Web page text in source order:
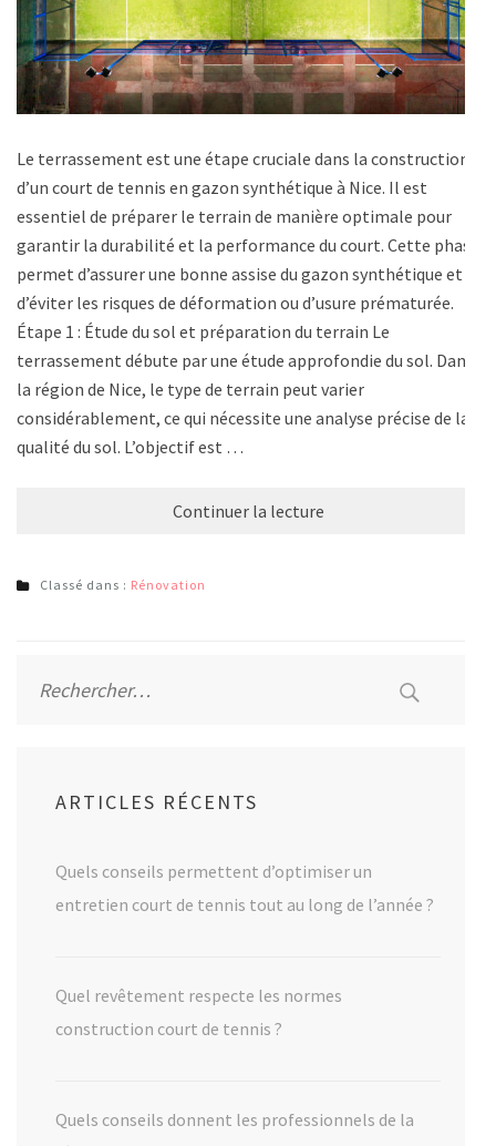
Le terrassement est une étape cruciale dans la construction
d’un court de tennis en gazon synthétique à Nice. Il est
essentiel de préparer le terrain de manière optimale pour
garantir la durabilité et la performance du court. Cette phase
permet d’assurer une bonne assise du gazon synthétique et
d’éviter les risques de déformation ou d’usure prématurée.
Étape 1 : Étude du sol et préparation du terrain Le
terrassement débute par une étude approfondie du sol. Dans
la région de Nice, le type de terrain peut varier
considérablement, ce qui nécessite une analyse précise de la
qualité du sol. L’objectif est …
Continuer la lecture
Classé dans : Rénovation
ARTICLES RÉCENTS
Quels conseils permettent d’optimiser un
entretien court de tennis tout au long de l’année ?
Quel revêtement respecte les normes
construction court de tennis ?
Quels conseils donnent les professionnels de la